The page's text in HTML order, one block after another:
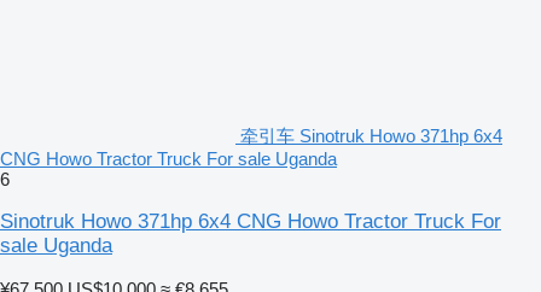
牵引车 Sinotruk Howo 371hp 6x4
CNG Howo Tractor Truck For sale Uganda
6
Sinotruk Howo 371hp 6x4 CNG Howo Tractor Truck For
sale Uganda